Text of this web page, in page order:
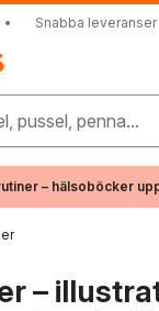
• Snabba leveranser
pussel, penna...
– hälsoböcker
–